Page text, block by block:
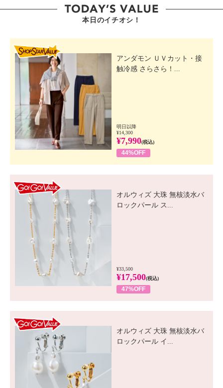
本日のイチオシ！
アンダモン ＵＶカット・接
触冷感 さらさら！...
明日以降
¥14,300
¥7,990(税込)
44%OFF
オルウィズ 大珠 無核淡水バ
ロックパール ス...
¥33,500
¥17,500(税込)
47%OFF
オルウィズ 大珠 無核淡水バ
ロックパール イ...